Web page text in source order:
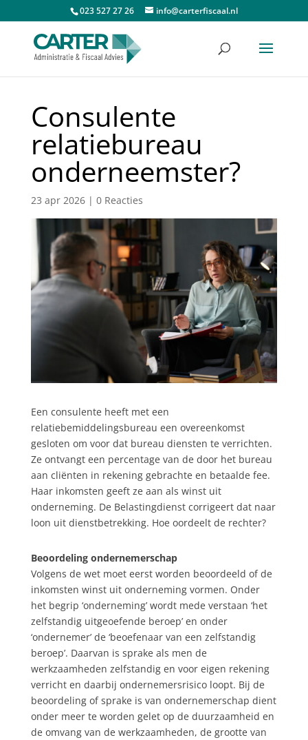
023 527 27 26 info@carterfiscaal.nl
Consulente
relatiebureau
onderneemster?
23 apr 2026| 0 Reacties
Een consulente heeft met een
relatiebemiddelingsbureau een overeenkomst
gesloten om voor dat bureau diensten te verrichten.
Ze ontvangt een percentage van de door het bureau
aan cliënten in rekening gebrachte en betaalde fee.
Haar inkomsten geeft ze aan als winst uit
onderneming. De Belastingdienst corrigeert dat naar
loon uit dienstbetrekking. Hoe oordeelt de rechter?
Beoordeling ondernemerschap
Volgens de wet moet eerst worden beoordeeld of de
inkomsten winst uit onderneming vormen. Onder
het begrip ‘onderneming’ wordt mede verstaan ‘het
zelfstandig uitgeoefende beroep’ en onder
‘ondernemer’ de ‘beoefenaar van een zelfstandig
beroep’. Daarvan is sprake als men de
werkzaamheden zelfstandig en voor eigen rekening
verricht en daarbij ondernemersrisico loopt. Bij de
beoordeling of sprake is van ondernemerschap dient
onder meer te worden gelet op de duurzaamheid en
de omvang van de werkzaamheden, de grootte van